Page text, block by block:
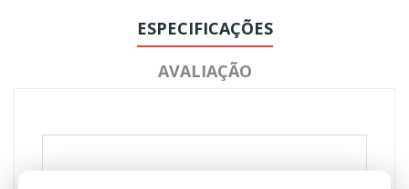
ESPECIFICAÇÕES
AVALIAÇÃO